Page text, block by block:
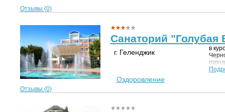
Отзывы (0)
Отзывы (0)
Санаторий "Голубая
г. Геленджик
в
Оздоровление